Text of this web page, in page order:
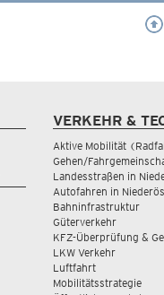
VERKEHR &
Aktive Mobilität
Gehen/
Landesstraßen in
Autofahren in
Bahninfrastruktur
Güterverkehr
KFZ-Überprüfung &
LKW Verkehr
Luftfahrt
Mobilitätsstrategie